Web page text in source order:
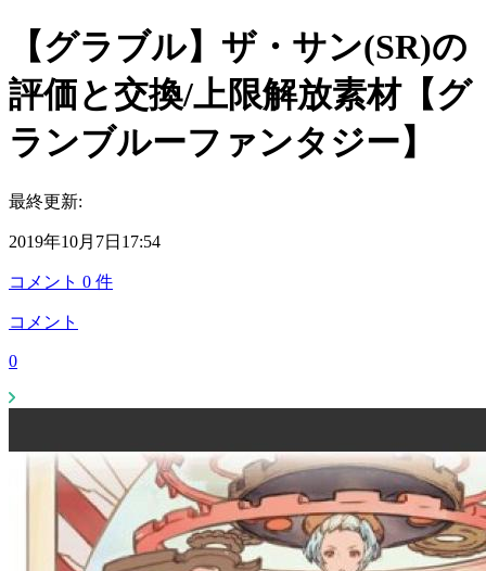
【グラブル】ザ・サン(SR)の
評価と交換/上限解放素材【グ
ランブルーファンタジー】
最終更新:
2019年10月7日17:54
コメント 0 件
コメント
0